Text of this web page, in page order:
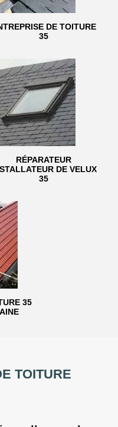
DE TOITURE
35
RÉPARATEUR
DE VELUX
35
35
TOITURE